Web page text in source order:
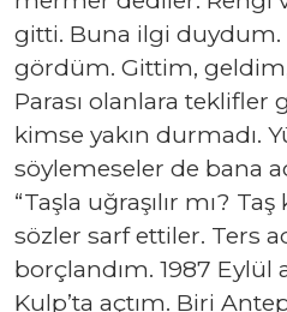
gitti. Buna ilgi duydum.
gördüm. Gittim,
Parası olanlara
kimse yakın durmadı.
söylemeseler de bana
“Taşla uğraşılır mı?
sözler sarf ettiler. Ters
borçlandım. 1987 Eylül
Kulp’ta açtım. Biri